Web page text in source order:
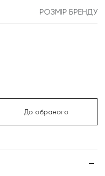
РОЗМІР БРЕНДУ
До обраного